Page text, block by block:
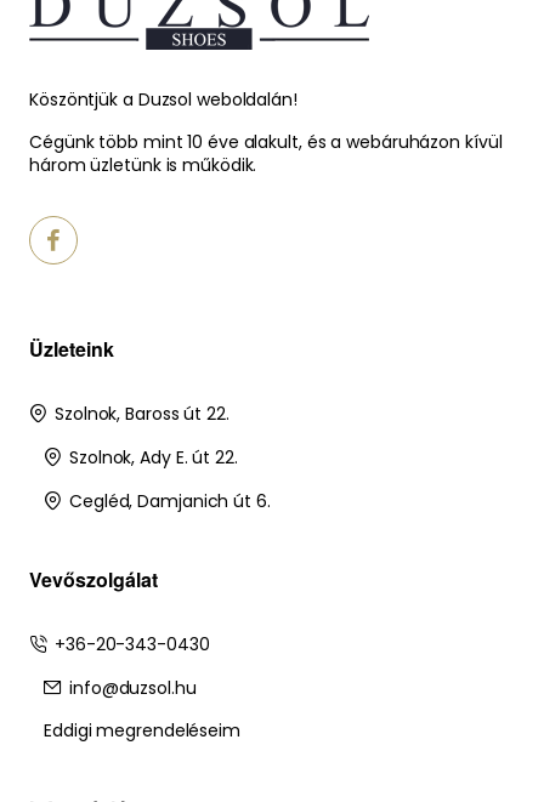
Köszöntjük a Duzsol weboldalán!
Cégünk több mint 10 éve alakult, és a webáruházon kívül
három üzletünk is működik.
Üzleteink
Szolnok, Baross út 22.
Szolnok, Ady E. út 22.
Cegléd, Damjanich út 6.
Vevőszolgálat
+36-20-343-0430
info@duzsol.hu
Eddigi megrendeléseim